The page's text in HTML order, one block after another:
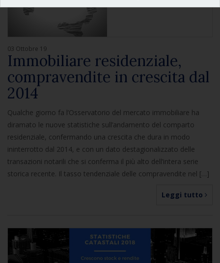
03 Ottobre 19
Immobiliare residenziale,
compravendite in crescita dal
2014
Qualche giorno fa l’Osservatorio del mercato immobiliare ha
diramato le nuove statistiche sull’andamento del comparto
residenziale, confermando una crescita che dura in modo
ininterrotto dal 2014, e con un dato destagionalizzato delle
transazioni notarili che si conferma il più alto dell’intera serie
storica recente. Il tasso tendenziale delle compravendite nel […]
Leggi tutto